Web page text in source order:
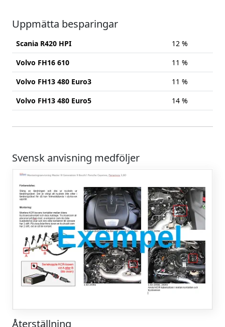
Uppmätta besparingar
Scania R420 HPI
12 %
Volvo FH16 610
11 %
Volvo FH13 480 Euro3
11 %
Volvo FH13 480 Euro5
14 %
Svensk anvisning medföljer
Återställning